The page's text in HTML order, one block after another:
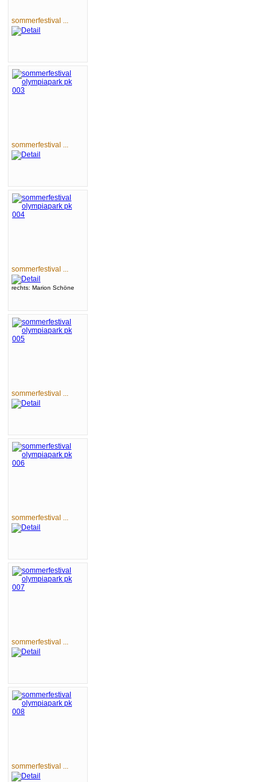
sommerfestival ...
sommerfestival ...
sommerfestival ...
rechts: Marion Schöne
sommerfestival ...
sommerfestival ...
sommerfestival ...
sommerfestival ...